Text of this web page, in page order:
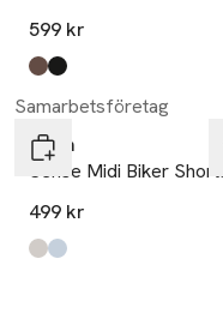
599 kr
Produkten finns i
macchiato
black
Samarbetsföretag
aim'n
Sense Midi Biker
499 kr
Produkten finns i
ballerina
aura,